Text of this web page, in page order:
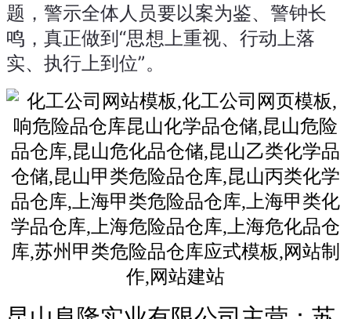
题，警示全体人员要以案为鉴、警钟长
鸣，真正做到“思想上重视、行动上落
实、执行上到位”。